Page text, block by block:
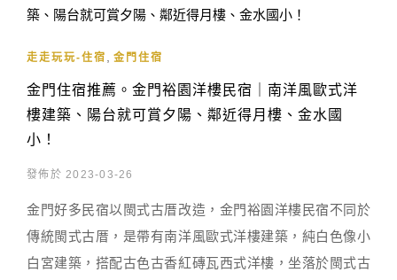
走走玩玩-住宿 金門住宿
金門住宿推薦。金門裕園洋樓民宿｜南洋風歐式洋
樓建築、陽台就可賞夕陽、鄰近得月樓、金水國
小！
發佈於 2023-03-26
金門好多民宿以閩式古厝改造，金門裕園洋樓民宿不同於
傳統閩式古厝，是帶有南洋風歐式洋樓建築，純白色像小
白宮建築，搭配古色古香紅磚瓦西式洋樓，坐落於閩式古